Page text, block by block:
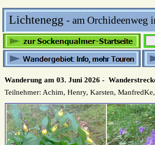
Lichtenegg - am Orchideenweg
Wanderung am 03. Juni 2026 -
Teilnehmer: Achim, Henry, Karsten,